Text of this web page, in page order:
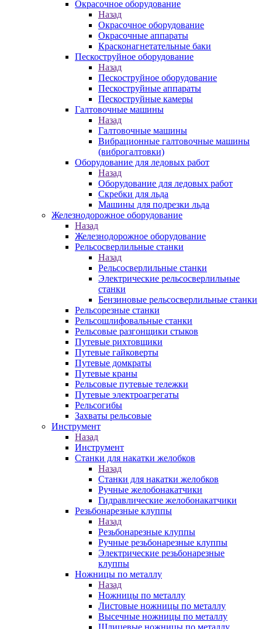
Окрасочное оборудование
Назад
Окрасочное оборудование
Окрасочные аппараты
Красконагнетательные баки
Пескоструйное оборудование
Назад
Пескоструйное оборудование
Пескоструйные аппараты
Пескоструйные камеры
Галтовочные машины
Назад
Галтовочные машины
Вибрационные галтовочные машины
(виброгалтовки)
Оборудование для ледовых работ
Назад
Оборудование для ледовых работ
Скребки для льда
Машины для подрезки льда
Железнодорожное оборудование
Назад
Железнодорожное оборудование
Рельсосверлильные станки
Назад
Рельсосверлильные станки
Электрические рельсосверлильные
станки
Бензиновые рельсосверлильные станки
Рельсорезные станки
Рельсошлифовальные станки
Рельсовые разгонщики стыков
Путевые рихтовщики
Путевые гайковерты
Путевые домкраты
Путевые краны
Рельсовые путевые тележки
Путевые электроагрегаты
Рельсогибы
Захваты рельсовые
Инструмент
Назад
Инструмент
Станки для накатки желобков
Назад
Станки для накатки желобков
Ручные желобонакатчики
Гидравлические желобонакатчики
Резьбонарезные клуппы
Назад
Резьбонарезные клуппы
Ручные резьбонарезные клуппы
Электрические резьбонарезные
клуппы
Ножницы по металлу
Назад
Ножницы по металлу
Листовые ножницы по металлу
Высечные ножницы по металлу
Шлицевые ножницы по металлу